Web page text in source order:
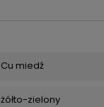
Cu miedź
żółto-zielony